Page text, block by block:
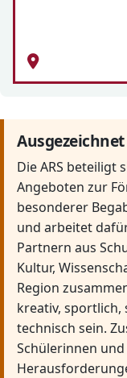
Die ARS beteiligt
Angeboten zur
besonderer
und arbeitet
Partnern aus
Kultur,
Region
kreativ, sportlich,
technisch sein.
Schülerinnen